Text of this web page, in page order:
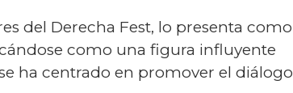
del Derecha Fest, lo presenta como
como una figura influyente
ha centrado en promover el diálogo